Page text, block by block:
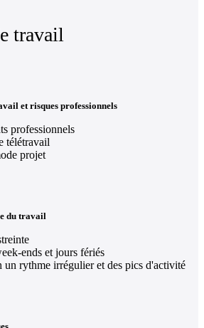
travail
et risques professionnels
professionnels
télétravail
projet
du travail
ends et jours fériés
un rythme irrégulier et des pics d'activité